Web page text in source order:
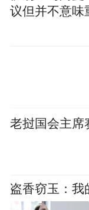
方式，热心群
议但并不意味
老挝国会主席
盗香窃玉：我